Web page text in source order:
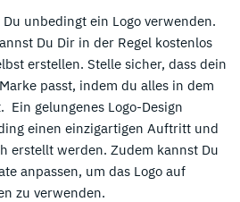
unbedingt ein Logo verwenden.
Du Dir in der Regel kostenlos
erstellen. Stelle sicher, dass dein
passt, indem du alles in dem
Ein gelungenes Logo-Design
einen einzigartigen Auftritt und
erstellt werden. Zudem kannst Du
anpassen, um das Logo auf
zu verwenden.